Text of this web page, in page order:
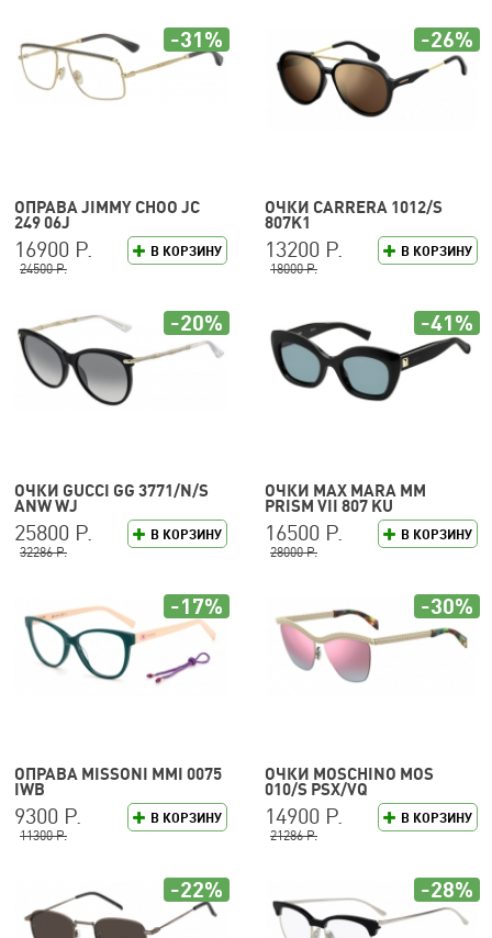
ОПРАВА JIMMY CHOO JC
249 06J
В КОРЗИНУ
16900 Р.
24500 Р.
-31%
ОЧКИ CARRERA 1012/S
807K1
В КОРЗИНУ
13200 Р.
18000 Р.
-26%
ОЧКИ GUCCI GG 3771/N/S
ANW WJ
В КОРЗИНУ
25800 Р.
32286 Р.
-20%
ОЧКИ MAX MARA MM
PRISM VII 807 KU
В КОРЗИНУ
16500 Р.
28000 Р.
-41%
ОПРАВА MISSONI MMI 0075
IWB
В КОРЗИНУ
9300 Р.
11300 Р.
-17%
ОЧКИ MOSCHINO MOS
010/S PSX/VQ
В КОРЗИНУ
14900 Р.
21286 Р.
-30%
-22% -28%